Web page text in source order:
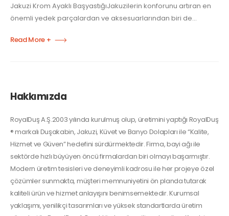
Jakuzi Krom Ayaklı BaşyastığıJakuzilerin konforunu artıran en
önemli yedek parçalardan ve aksesuarlarından biri de...
Read More +
Hakkımızda
RoyalDuş A.Ş.2003 yılında kurulmuş olup, üretimini yaptığı RoyalDuş
® markalı Duşakabin, Jakuzi, Küvet ve Banyo Dolapları ile “Kalite,
Hizmet ve Güven” hedefini sürdürmektedir. Firma, bayi ağı ile
sektörde hızlı büyüyen öncü firmalardan biri olmayı başarmıştır.
Modern üretim tesisleri ve deneyimli kadrosu ile her projeye özel
çözümler sunmakta, müşteri memnuniyetini ön planda tutarak
kaliteli ürün ve hizmet anlayışını benimsemektedir. Kurumsal
yaklaşımı, yenilikçi tasarımları ve yüksek standartlarda üretim